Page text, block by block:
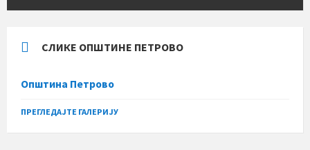
СЛИКЕ ОПШТИНЕ ПЕТРОВО
Општина Петрово
ПРЕГЛЕДАЈТЕ ГАЛЕРИЈУ